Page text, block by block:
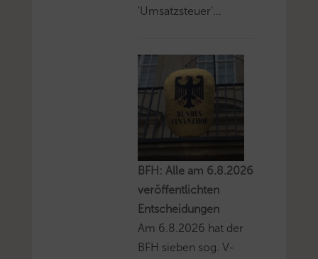
'Umsatzsteuer'...
BFH: Alle am 6.8.2026
veröffentlichten
Entscheidungen
Am 6.8.2026 hat der
BFH sieben sog. V-